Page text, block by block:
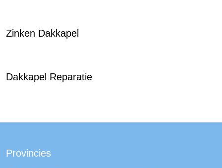
Zinken Dakkapel
Dakkapel Reparatie
Provincies